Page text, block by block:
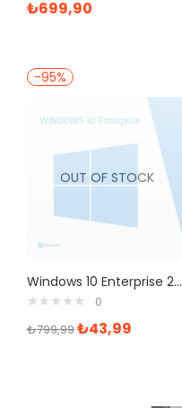
₺699,90
-95%
OUT OF STOCK
Windows 10 Enterprise 2016 LTSB Retail Dijital Lisans Anahtarı
0
₺799,99₺43,99